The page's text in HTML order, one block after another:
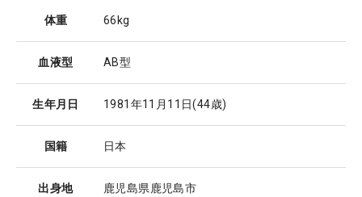
体重 66kg
血液型 AB型
生年月日 1981年11月11日(44歳)
国籍 日本
出身地 鹿児島県鹿児島市